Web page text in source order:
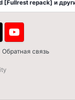
[Fullrest repack] и
Обратная связь
Youtube